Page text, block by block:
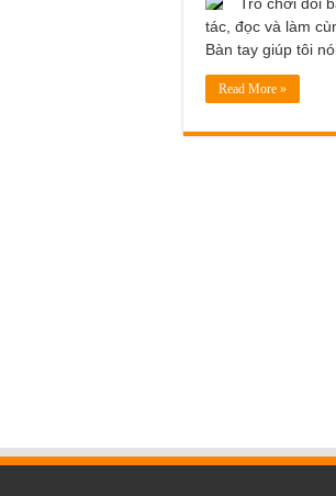
tác, đọc và làm
Bàn tay giúp tôi
Read More »